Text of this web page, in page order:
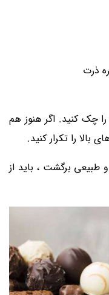
را چک کنید. اگر هنوز هم
را تکرار کنید.
طبیعی برگشت ، باید از